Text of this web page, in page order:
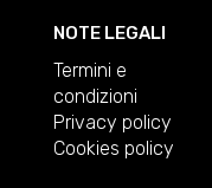
NOTE LEGALI
Termini e
condizioni
Privacy policy
Cookies policy